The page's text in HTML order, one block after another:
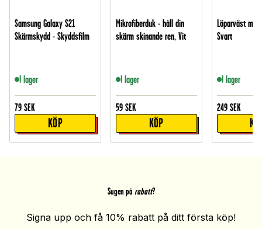
Samsung Galaxy S21
Skärmskydd - Skyddsfilm
I lager
79 SEK
KÖP
Mikrofiberduk - håll din
skärm skinande ren, Vit
I lager
59 SEK
KÖP
Löparväst
Svart
I lager
249 SEK
Sugen på rabatt?
Signa upp och få 10% rabatt på ditt första köp!